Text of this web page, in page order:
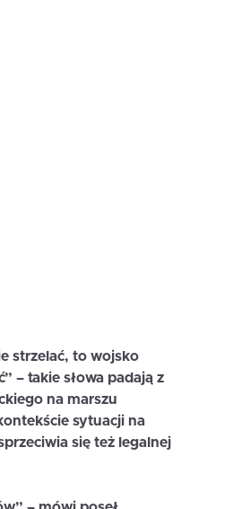
strzelać, to wojsko
– takie słowa padają z
na marszu
sytuacji na
się też legalnej